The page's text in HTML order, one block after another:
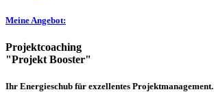
Meine Angebot:
Projektcoaching
"Projekt Booster"
Ihr Energieschub für exzellentes Projektmanagement.